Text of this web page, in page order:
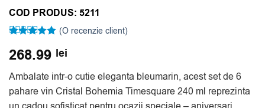
COD PRODUS: 5211
5din 5 pe
singure
(O recenzie client)
268.99 lei
Ambalate intr-o cutie eleganta bleumarin, acest set de 6
pahare vin Cristal Bohemia Timesquare 240 ml reprezinta